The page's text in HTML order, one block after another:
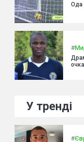
Ода
#
У тренді
#